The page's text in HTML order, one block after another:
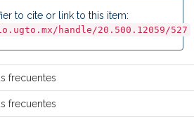
to cite or link to this item:
handle/20.500.12059/527
frecuentes
frecuentes